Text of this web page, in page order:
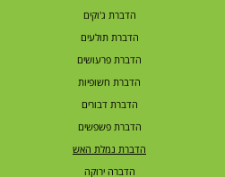
הדברת ג'וקים
הדברת תולעים
הדברת פרעושים
הדברת חשופיות
הדברת דבורים
הדברת פשפשים
הדברת נמלת האש
הדברה ירוקה